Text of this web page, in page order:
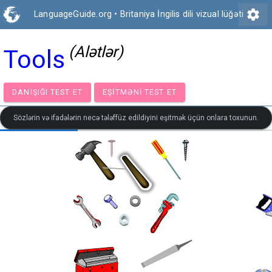
LanguageGuide.org • Britaniya İngilis dili vizual lüğəti settings
Tools (Alətlər)
DANIŞIĞI TEST ET EŞITMƏNI TEST ET
Sözlərin və ifadələrin necə tələffüz edildiyini eşitmək üçün onlara toxunun.